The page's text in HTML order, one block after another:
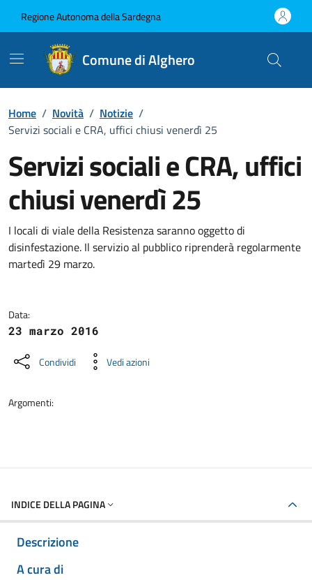
Regione Autonoma della Sardegna
Comune di Alghero
Home / Novità / Notizie /
Servizi sociali e CRA, uffici chiusi venerdì 25
Servizi sociali e CRA, uffici
chiusi venerdì 25
Dettagli della notizia
I locali di viale della Resistenza saranno oggetto di
disinfestazione. Il servizio al pubblico riprenderà regolarmente
martedì 29 marzo.
Data:
23 marzo 2016
Condividi Vedi azioni
Argomenti:
INDICE DELLA PAGINA
Descrizione
A cura di